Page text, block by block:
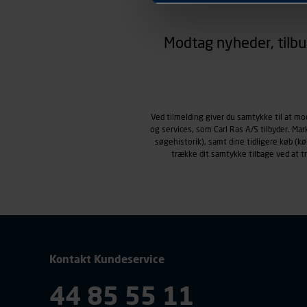
hjemmesiden ser ud eller
Markedsføringscookies
Carl Ras anvender
henblik på markedsføring,
smartphone mv.) samt de
Vi henviser endvidere til
personoplysninger.
Modtag nyheder,
Ved tilmelding giver du samtykke til at
og services, som Carl Ras A/S tilbyder.
søgehistorik), samt dine tidligere køb
trække dit samtykke tilbage ved at
Kontakt Kundeservice
44 85 55 11